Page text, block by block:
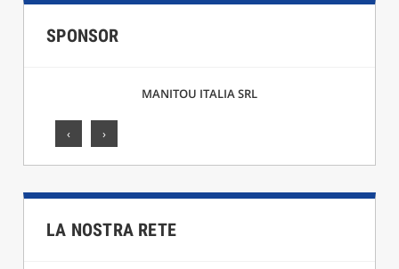
SPONSOR
‹ ›
LA NOSTRA RETE